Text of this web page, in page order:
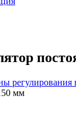
регулирования
мм